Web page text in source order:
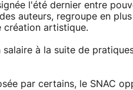
l'été dernier entre
auteurs, regroupe en
création artistique.
à la suite de
par certains, le SNAC